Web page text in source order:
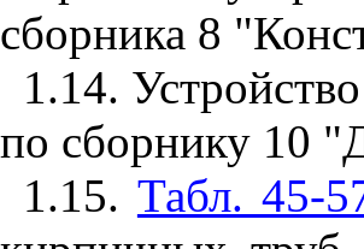
сборника 8
1.14.
по сборнику 10
1.15. Табл. 45-